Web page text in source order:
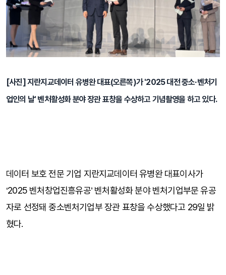
[사진] 지란지교데이터 유병완 대표(오른쪽)가 '2025 대전 중소·벤처기
업인의 날' 벤처활성화 분야 장관 표창을 수상하고 기념촬영을 하고 있다.
데이터 보호 전문 기업 지란지교데이터 유병완 대표이사가
‘2025 벤처창업진흥유공’ 벤처활성화 분야 벤처기업부문 유공
자로 선정돼 중소벤처기업부 장관 표창을 수상했다고 29일 밝
혔다.